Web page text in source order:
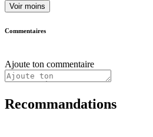
Voir moins
Commentaires
Ajoute ton commentaire
Recommandations